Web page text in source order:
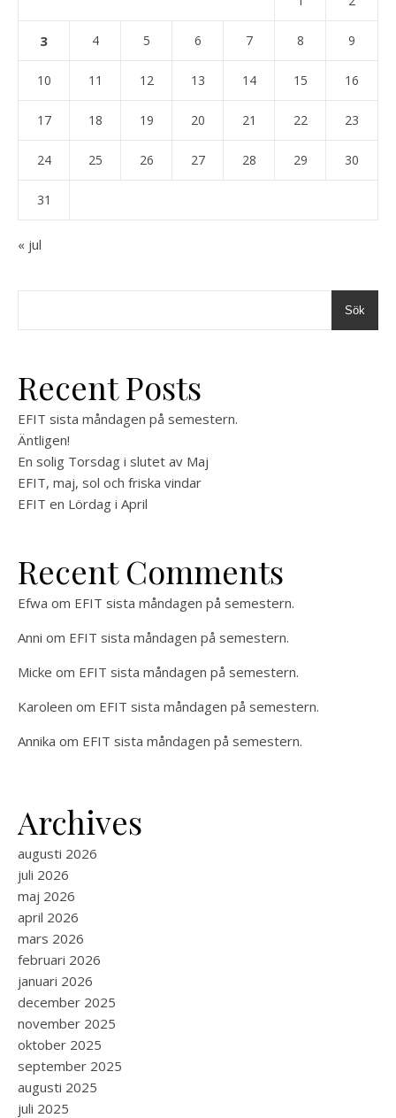
3 4 5 6 7 8 9
10 11 12 13 14 15 16
17 18 19 20 21 22 23
24 25 26 27 28 29 30
31
« jul
Sök
Recent Posts
EFIT sista måndagen på semestern.
Äntligen!
En solig Torsdag i slutet av Maj
EFIT, maj, sol och friska vindar
EFIT en Lördag i April
Recent Comments
Efwa om EFIT sista måndagen på semestern.
Anni om EFIT sista måndagen på semestern.
Micke om EFIT sista måndagen på semestern.
Karoleen om EFIT sista måndagen på semestern.
Annika om EFIT sista måndagen på semestern.
Archives
augusti 2026
juli 2026
maj 2026
april 2026
mars 2026
februari 2026
januari 2026
december 2025
november 2025
oktober 2025
september 2025
augusti 2025
juli 2025